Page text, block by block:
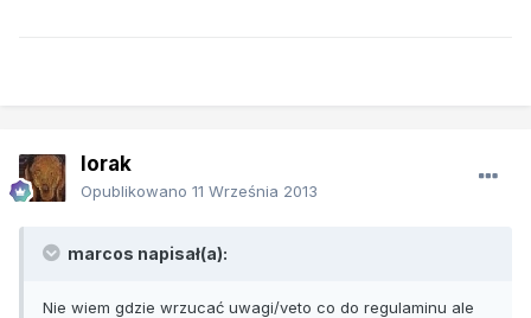
lorak
Opublikowano 11 Września 2013
marcos napisał(a):
Nie wiem gdzie wrzucać uwagi/veto co do regulaminu ale